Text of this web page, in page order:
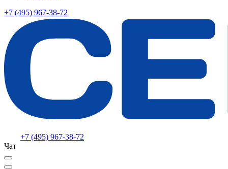
+7 (495) 967-38-72
+7 (495) 967-38-72
Чат